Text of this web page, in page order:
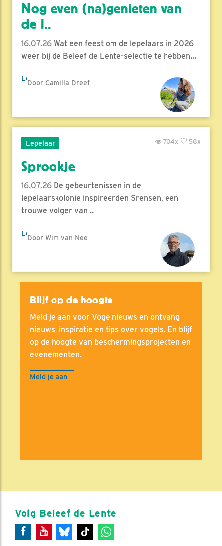
Nog even (na)genieten van
de l..
16.07.26 Wat een feest om de lepelaars in 2026
weer bij de Beleef de Lente-selectie te hebben...
Lees meer
Door Camilla Dreef
Lepelaar 58x
704x
Sprookje
16.07.26 De gebeurtenissen in de
lepelaarskolonie inspireerden Srensen, een
trouwe volger van ..
Lees meer
Door Wim van Nee
Blijf op de hoogte
Meld je aan voor Vogelnieuws en ontvang
nieuws, inspiratie en tips over vogels. En blijf
op de hoogte van beschermingsprojecten en
evenementen.
Meld je aan
Volg Beleef de Lente